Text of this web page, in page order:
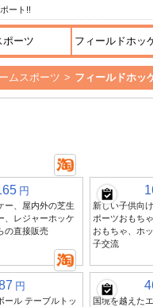
ート!!
ムスポーツ > フィールドホッ
円
ー、屋内外の芝生
、レジャーホッケ
の直接販売
新しい子供向
ポーツおもち
おもちゃ、ホ
子交流
円
ール テーブルトッ
国境を越えた